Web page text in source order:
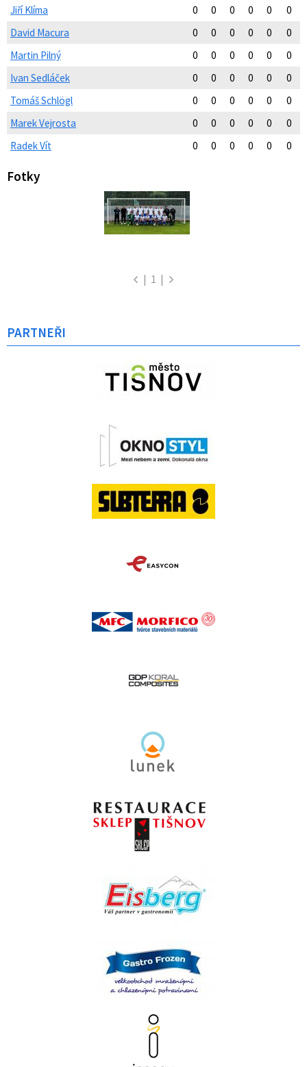
Jiří Klíma 0 0 0 0 0
0
David Macura
0 0 0 0 0
0
Martin Pilný
0 0 0 0 0
0
Ivan Sedláček
0 0 0 0 0
0
Tomáš Schlögl
0 0 0 0 0
0
Marek Vejrosta
0 0 0 0 0
0
Radek Vít
0 0 0 0 0 0
Fotky
| 1 |
PARTNEŘI